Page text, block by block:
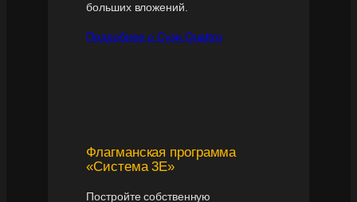
больших вложений.
Подробнее о Сузи Quattro
Флагманская программа
«Система 3Е»
Постройте собственную